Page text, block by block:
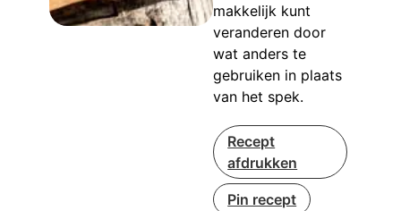
makkelijk kunt
veranderen door
wat anders te
gebruiken in plaats
van het spek.
Recept
afdrukken
Pin recept